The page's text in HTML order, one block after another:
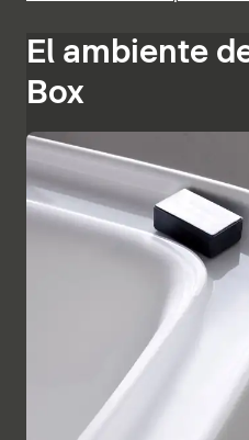
El ambiente
Box